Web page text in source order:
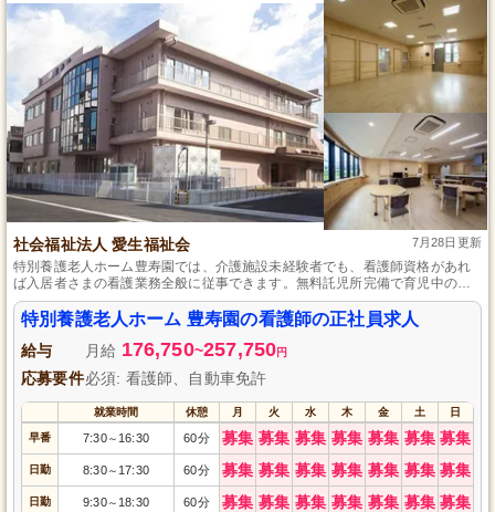
社会福祉法人 愛生福祉会 7月28日更新
特別養護老人ホーム豊寿園では、介護施設未経験者でも、看護師資格があれ
ば入居者さまの看護業務全般に従事できます。無料託児所完備で育児中の方
も安心、育児休暇や介護休暇の取得実績もあり、ライフステージ変化でも仕
事を続けられます。地域貢献とともに発展する社会福祉法人愛生福祉会が運
営しています。
特別養護老人ホーム 豊寿園の看護師の正社員求人
給与 月給 176,750~257,750円
応募要件必須: 看護師、自動車免許
就業時間 休憩 月 火 水 木 金 土 日
早番 7:30～ 16:30 60分 募集 募集 募集 募集 募集 募集 募集
日勤 8:30～ 17:30 60分 募集 募集 募集 募集 募集 募集 募集
日勤 9:30～ 18:30 60分 募集 募集 募集 募集 募集 募集 募集